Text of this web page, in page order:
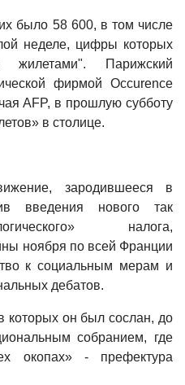
было 58 600, в том числе
неделе, цифры которых
жилетами". Парижский
фирмой Occurence
AFP, в прошлую субботу
в столице.
зародившееся в
введения нового так
налога,
ноября по всей Франции
к социальным мерам и
дебатов.
которых он был сослан, до
собранием, где
окопах» - префектура